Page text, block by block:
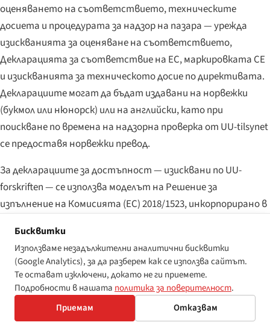
оценяването на съответствието, техническите
досиета и процедурата за надзор на пазара — урежда
изискванията за оценяване на съответствието,
Декларацията за съответствие на ЕС, маркировката CE
и изискванията за техническото досие по директивата.
Декларациите могат да бъдат издавани на норвежки
(букмол или нюнорск) или на английски, като при
поискване по времена на надзорна проверка от UU-tilsynet
се предоставя норвежки превод.
За декларациите за достъпност — изисквани по UU-
forskriften — се използва моделът на Решение за
изпълнение на Комисията (ЕС) 2018/1523, инкорпорирано в
предоставяне на информация за достъпност в частния
сектор по закона от 2024 г. е по-лек „notice за
потребителите" на ясен норвежки, обхващащ начина, по
който продуктът или услугата са направени достъпни,
към кого да се насочат жалби за достъпност и кой
стандарт за съответствие е използван като основа.
Бисквитки
Използваме незадължителни аналитични бисквитки
(Google Analytics), за да разберем как се използва сайтът.
Те остават изключени, докато не ги приемете.
Подробности в нашата политика за поверителност.
Приемам
Отказвам